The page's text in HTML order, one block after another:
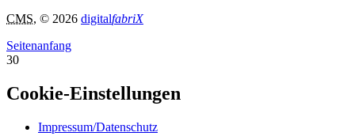
CMS, © 2026 digitalfabriX
Seitenanfang
30
Cookie-Einstellungen
Impressum/Datenschutz